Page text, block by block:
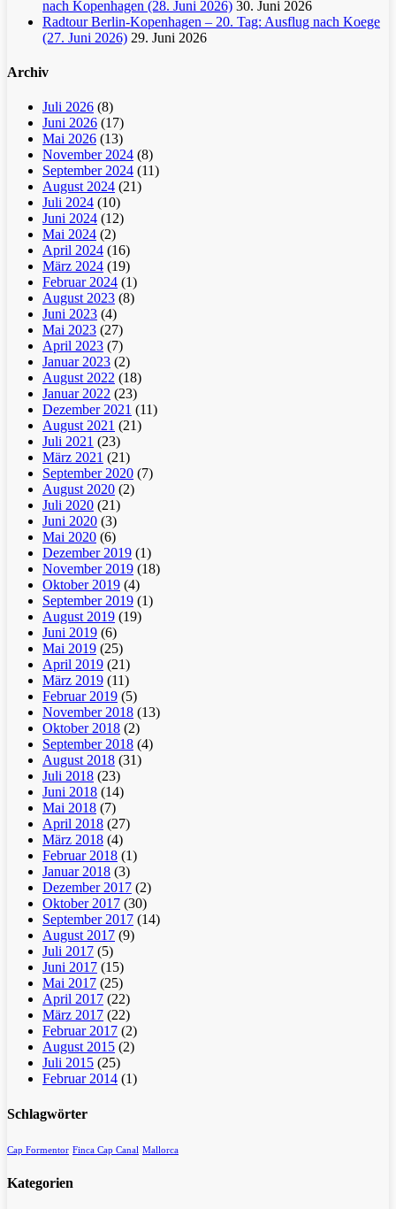
nach Kopenhagen (28. Juni 2026) 30. Juni 2026
Radtour Berlin-Kopenhagen – 20. Tag: Ausflug nach Koege
(27. Juni 2026) 29. Juni 2026
Archiv
Juli 2026 (8)
Juni 2026 (17)
Mai 2026 (13)
November 2024 (8)
September 2024 (11)
August 2024 (21)
Juli 2024 (10)
Juni 2024 (12)
Mai 2024 (2)
April 2024 (16)
März 2024 (19)
Februar 2024 (1)
August 2023 (8)
Juni 2023 (4)
Mai 2023 (27)
April 2023 (7)
Januar 2023 (2)
August 2022 (18)
Januar 2022 (23)
Dezember 2021 (11)
August 2021 (21)
Juli 2021 (23)
März 2021 (21)
September 2020 (7)
August 2020 (2)
Juli 2020 (21)
Juni 2020 (3)
Mai 2020 (6)
Dezember 2019 (1)
November 2019 (18)
Oktober 2019 (4)
September 2019 (1)
August 2019 (19)
Juni 2019 (6)
Mai 2019 (25)
April 2019 (21)
März 2019 (11)
Februar 2019 (5)
November 2018 (13)
Oktober 2018 (2)
September 2018 (4)
August 2018 (31)
Juli 2018 (23)
Juni 2018 (14)
Mai 2018 (7)
April 2018 (27)
März 2018 (4)
Februar 2018 (1)
Januar 2018 (3)
Dezember 2017 (2)
Oktober 2017 (30)
September 2017 (14)
August 2017 (9)
Juli 2017 (5)
Juni 2017 (15)
Mai 2017 (25)
April 2017 (22)
März 2017 (22)
Februar 2017 (2)
August 2015 (2)
Juli 2015 (25)
Februar 2014 (1)
Schlagwörter
Cap Formentor Finca Cap Canal Mallorca
Kategorien